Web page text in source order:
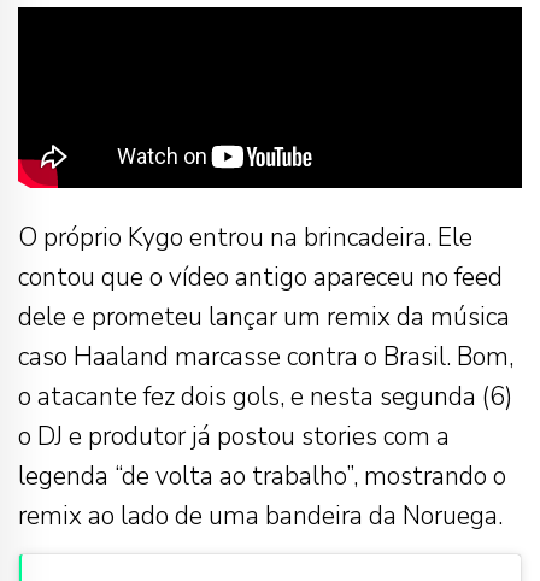
O próprio Kygo entrou na brincadeira. Ele
contou que o vídeo antigo apareceu no feed
dele e prometeu lançar um remix da música
caso Haaland marcasse contra o Brasil. Bom,
o atacante fez dois gols, e nesta segunda (6)
o DJ e produtor já postou stories com a
legenda “de volta ao trabalho”, mostrando o
remix ao lado de uma bandeira da Noruega.